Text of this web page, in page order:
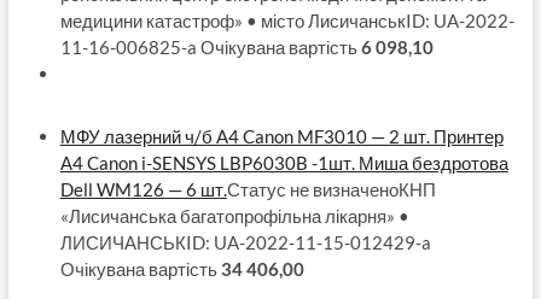
медицини катастроф» • місто ЛисичанськID: UA-2022-
11-16-006825-a Очікувана вартість6 098,10
МФУ лазерний ч/б A4 Canon MF3010 — 2 шт. Принтер
А4 Canon i-SENSYS LBP6030B -1шт. Миша бездротова
Dell WM126 — 6 шт.Статус не визначеноКНП
«Лисичанська багатопрофільна лікарня» •
ЛИСИЧАНСЬКID: UA-2022-11-15-012429-a
Очікувана вартість34 406,00